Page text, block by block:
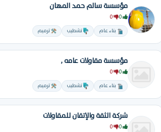
مؤسسة سالم حمد المهان
0
0
بناء عام تشطيب ترميم
مؤسسة مقاولات عامه ,
0
0
بناء عام تشطيب ترميم
شركة الثقة والإتقان للمقاولات
0
0